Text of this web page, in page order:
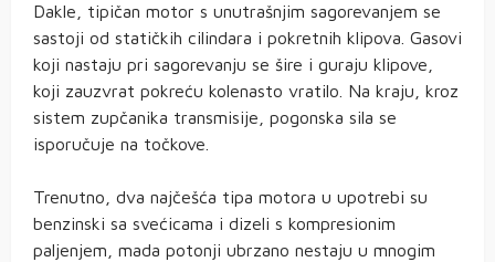
Dakle, tipičan motor s unutrašnjim sagorevanjem se
sastoji od statičkih cilindara i pokretnih klipova. Gasovi
koji nastaju pri sagorevanju se šire i guraju klipove,
koji zauzvrat pokreću kolenasto vratilo. Na kraju, kroz
sistem zupčanika transmisije, pogonska sila se
isporučuje na točkove.
Trenutno, dva najčešća tipa motora u upotrebi su
benzinski sa svećicama i dizeli s kompresionim
paljenjem, mada potonji ubrzano nestaju u mnogim